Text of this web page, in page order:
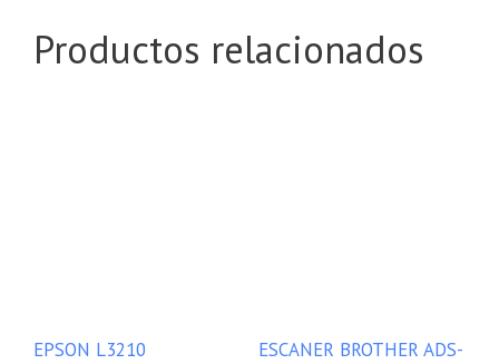
Productos relacionados
EPSON L3210
ESCANER BROTHER ADS-